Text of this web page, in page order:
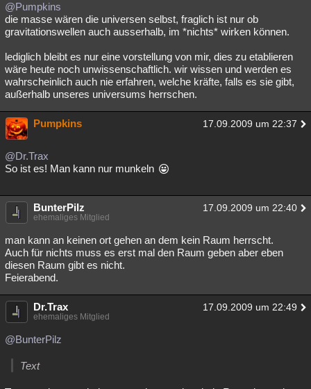
@Pumpkins
die masse wären die universen selbst, fraglich ist nur ob
gravitationswellen auch ausserhalb, im *nichts* wirken können.
lediglich bleibt es nur eine vorstellung von mir, dies zu etablieren
wäre heute noch unwissenschaftlich. wir wissen und werden es
wahrscheinlich auch nie erfahren, welche kräfte, falls es sie gibt,
außerhalb unseres universums herrschen.
Pumpkins 17.09.2009 um 22:37
@Dr.Trax
So ist es! Man kann nur munkeln
BunterPilz 17.09.2009 um 22:40
ehemaliges Mitglied
man kann an keinen ort gehen an dem kein Raum herrscht.
Auch für nichts muss es erst mal den Raum geben aber eben
diesen Raum gibt es nicht.
Feierabend.
Dr.Trax 17.09.2009 um 22:49
ehemaliges Mitglied
@BunterPilz
Text